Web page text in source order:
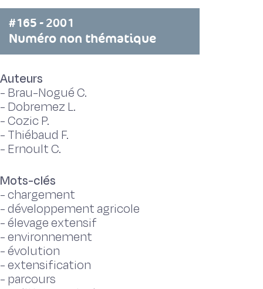
#165 - 2001
Numéro non thématique
Auteurs
- Brau-Nogué C.
- Dobremez L.
-Cozic P.
- Thiébaud F.
- Ernoult C.
Mots-clés
-chargement
-développement agricole
-élevage extensif
-environnement
-évolution
-extensification
- parcours